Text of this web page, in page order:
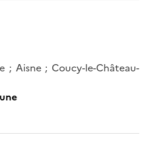
; Aisne ; Coucy-le-Château-